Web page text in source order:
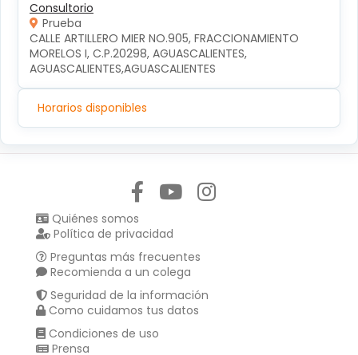
Consultorio
Prueba
CALLE ARTILLERO MIER NO.905, FRACCIONAMIENTO
MORELOS I, C.P.20298, AGUASCALIENTES,
AGUASCALIENTES,AGUASCALIENTES
Horarios disponibles
Quiénes somos
Política de privacidad
Preguntas más frecuentes
Recomienda a un colega
Seguridad de la información
Como cuidamos tus datos
Condiciones de uso
Prensa